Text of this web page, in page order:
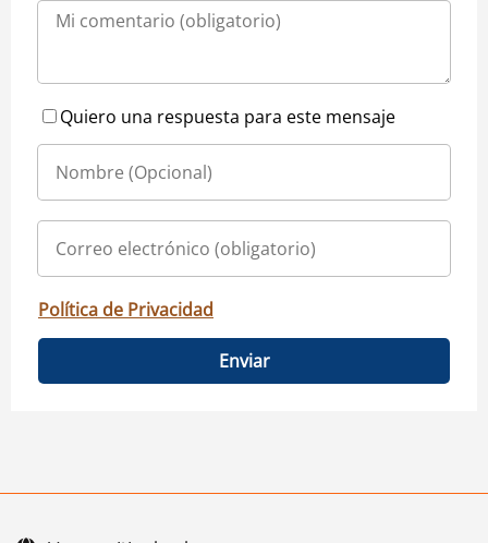
Quiero una respuesta para este mensaje
Política de Privacidad
Enviar